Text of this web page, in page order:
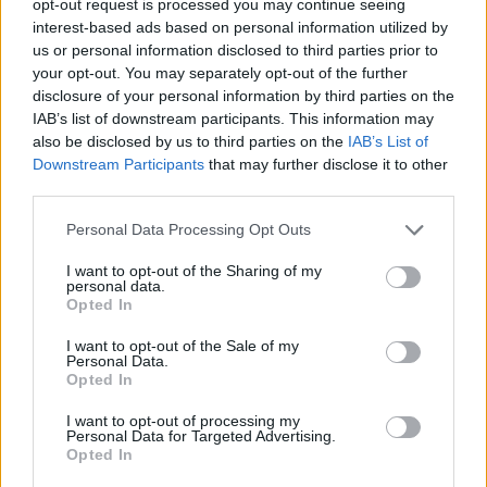
opt-out request is processed you may continue seeing
interest-based ads based on personal information utilized by
us or personal information disclosed to third parties prior to
your opt-out. You may separately opt-out of the further
disclosure of your personal information by third parties on the
IAB’s list of downstream participants. This information may
also be disclosed by us to third parties on the IAB’s List of
Downstream Participants that may further disclose it to other
Personal Data Processing Opt Outs
I want to opt-out of the Sharing of my
personal data.
Opted In
I want to opt-out of the Sale of my
Personal Data.
Opted In
I want to opt-out of processing my
Personal Data for Targeted Advertising.
Opted In
I portafogli investment grade, prosegue Kazmi,
vengono sempre più spesso sostituiti anche con
strategie di reddito multisettoriali. Questo
approccio offre un rischio di default
paragonabile a un portafoglio obbligazionario
con rating BBB, offrendo al contempo un yield
d’investire su uno spettro più ampio, comprese
obbligazioni con rating BBB e BB, debito
subordinato e debito cartolarizzato come i
collateralised loan obligations (CLO). Investire in
vari settori consente agli investitori di
capitalizzare le migliori opportunità, tenendo
conto sia delle valutazioni che dei fondamentali.
Gli indici CDS high yield stanno attirando
l’interesse degli investitori in quanto offrono una